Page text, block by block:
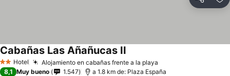
Compartir
2 Estrellas
Hotel Alojamiento en cabañas frente a la playa
Cabañas Las Añañucas II
8,1 Muy bueno 1.547 a 1.8 km de: Plaza España